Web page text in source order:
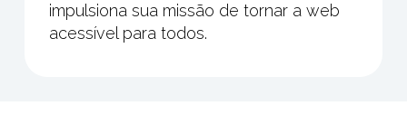
impulsiona sua missão de tornar a web
acessível para todos.